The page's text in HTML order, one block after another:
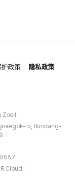
护政策
隐私政策
Zooil
ro, Bundang-
Cloud